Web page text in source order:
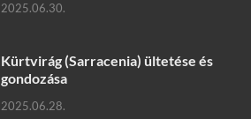
2025.06.30.
Kürtvirág (Sarracenia) ültetése és
gondozása
2025.06.28.